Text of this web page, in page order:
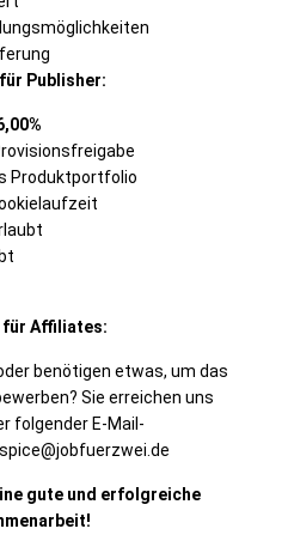
Publisher:
Produktportfolio
für Affiliates:
benötigen etwas, um das
Sie erreichen uns
folgender E-Mail-
gute und erfolgreiche